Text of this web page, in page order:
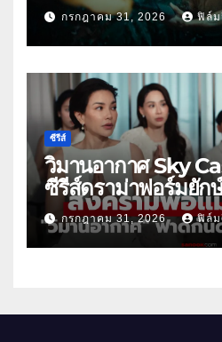
กรกฎาคม 31, 2026 ฟิล์ม
ซีรีส์
วิมานอากาศ Sky
ซีรีส์ดราม่าฟอร์มยัก
กรกฎาคม 31, 2026 ฟิล์ม